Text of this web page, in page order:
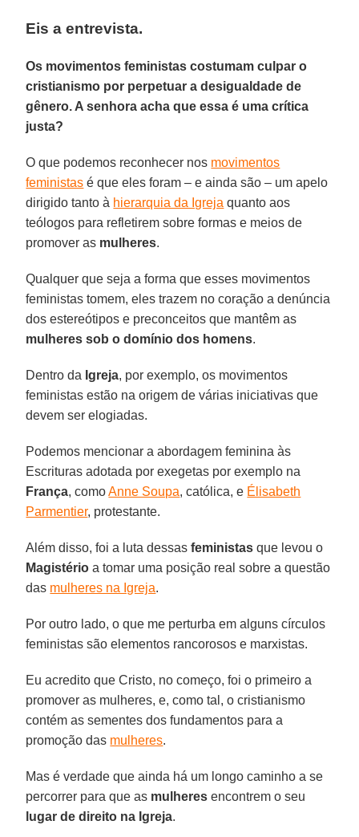
Eis a entrevista.
Os movimentos feministas costumam culpar o
cristianismo por perpetuar a desigualdade de
gênero. A senhora acha que essa é uma crítica
justa?
O que podemos reconhecer nos movimentos
feministas é que eles foram – e ainda são – um apelo
dirigido tanto à hierarquia da Igreja quanto aos
teólogos para refletirem sobre formas e meios de
promover as mulheres.
Qualquer que seja a forma que esses movimentos
feministas tomem, eles trazem no coração a denúncia
dos estereótipos e preconceitos que mantêm as
mulheres sob o domínio dos homens.
Dentro da Igreja, por exemplo, os movimentos
feministas estão na origem de várias iniciativas que
devem ser elogiadas.
Podemos mencionar a abordagem feminina às
Escrituras adotada por exegetas por exemplo na
França, comoAnne Soupa, católica, e Élisabeth
Parmentier, protestante.
Além disso, foi a luta dessasfeministas que levou o
Magistério a tomar uma posição real sobre a questão
das mulheres na Igreja.
Por outro lado, o que me perturba em alguns círculos
feministas são elementos rancorosos e marxistas.
Eu acredito que Cristo, no começo, foi o primeiro a
promover as mulheres, e, como tal, o cristianismo
contém as sementes dos fundamentos para a
promoção das mulheres.
Mas é verdade que ainda há um longo caminho a se
percorrer para que as mulheres encontrem o seu
lugar de direito na Igreja.